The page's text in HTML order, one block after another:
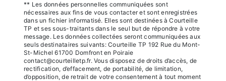
** Les données personnelles communiquées sont
nécessaires aux fins de vous contacter et sont enregistrées
dans un fichier informatisé. Elles sont destinées à Courteille
TP et ses sous-traitants dans le seul but de répondre à votre
message. Les données collectées seront communiquées aux
seuls destinataires suivants: Courteille TP 192 Rue du Mont-
St-Michel 61700 Domfront en Poiraie
contact@courteilletp.fr. Vous disposez de droits d’accès, de
rectification, d’effacement, de portabilité, de limitation,
d’opposition, de retrait de votre consentement à tout moment